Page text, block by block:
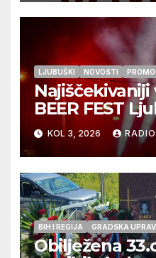
LJUBUŠKI NOVOSTI PROMO
BEER FEST
9.kolovoza
KOL 3, 2026
BIH I REGIJA GRADSKA
Obilježena